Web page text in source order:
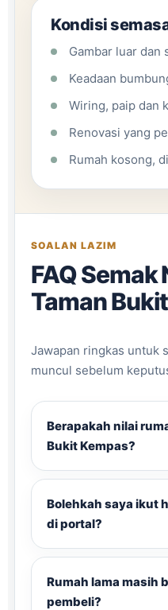
Kondisi
Gambar luar dan
Keadaan
Wiring, paip dan
Renovasi yang
Rumah kosong,
SOALAN LAZIM
FAQ Semak
Taman
Jawapan ringkas untuk
muncul sebelum
Berapakah nilai
Bukit Kempas?
Bolehkah saya ikut
di portal?
Rumah lama masih
pembeli?